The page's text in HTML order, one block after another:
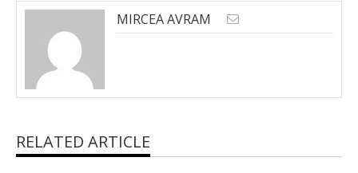
MIRCEA AVRAM
RELATED ARTICLE